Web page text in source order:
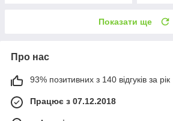
Показати ще
Про нас
93% позитивних з 140 відгуків за рік
Працює з 07.12.2018